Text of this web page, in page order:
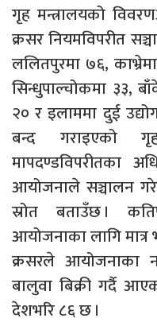
गृह मन्त्रालयको
क्रसर नियमविपरीत
ललितपुरमा ७६,
सिन्धुपाल्चोकमा ३३,
२० र इलाममा दुई
बन्द गराइएको
मापदण्डविपरीतका
आयोजनाले सञ्चालन
स्रोत बताउँछ ।
आयोजनाका लागि मात्र
क्रसरले आयोजनाका
बालुवा बिक्री गर्दै
देशभरि ८६ छ ।